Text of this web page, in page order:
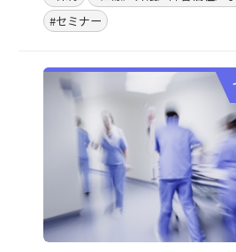
#セミナー